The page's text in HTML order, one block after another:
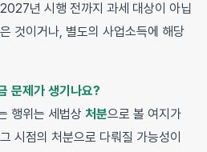
년 시행 전까지 과세 대상이 아닙
것이거나, 별도의 사업소득에 해당
문제가 생기나요?
행위는 세법상 처분으로 볼 여지가
시점의 처분으로 다뤄질 가능성이